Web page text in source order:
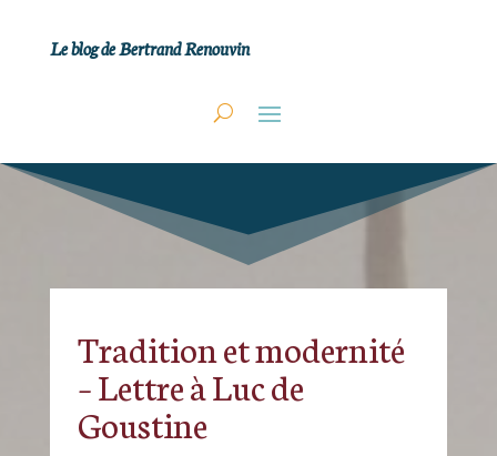
Le blog de Bertrand Renouvin
Tradition et modernité
– Lettre à Luc de
Goustine